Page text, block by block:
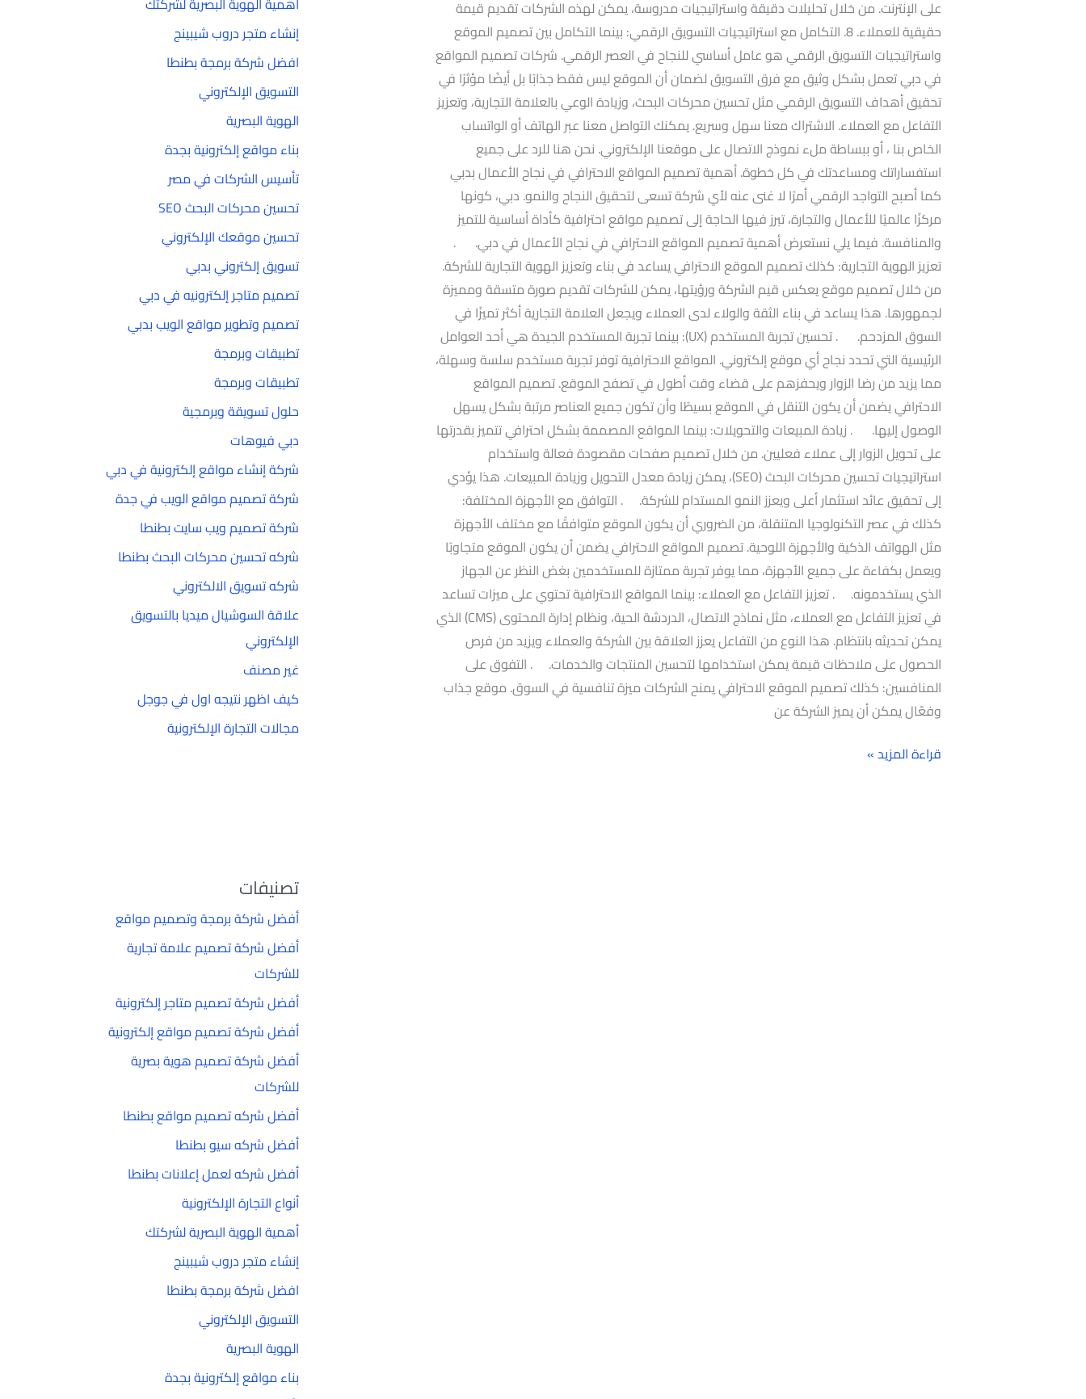
على الإنترنت. من خلال تحليلات دقيقة واستراتيجيات مدروسة، يمكن لهذه الشركات تقديم قيمة
حقيقية للعملاء. 8. التكامل مع استراتيجيات التسويق الرقمي: بينما التكامل بين تصميم الموقع
واستراتيجيات التسويق الرقمي هو عامل أساسي للنجاح في العصر الرقمي. شركات تصميم المواقع
في دبي تعمل بشكل وثيق مع فرق التسويق لضمان أن الموقع ليس فقط جذابًا بل أيضًا مؤثرًا في
تحقيق أهداف التسويق الرقمي مثل تحسين محركات البحث، وزيادة الوعي بالعلامة التجارية، وتعزيز
التفاعل مع العملاء. الاشتراك معنا سهل وسريع. يمكنك التواصل معنا عبر الهاتف أو الواتساب
الخاص بنا ، أو ببساطة ملء نموذج الاتصال على موقعنا الإلكتروني. نحن هنا للرد على جميع
استفساراتك ومساعدتك في كل خطوة. أهمية تصميم المواقع الاحترافي في نجاح الأعمال بدبي
كما أصبح التواجد الرقمي أمرًا لا غنى عنه لأي شركة تسعى لتحقيق النجاح والنمو. دبي، كونها
مركزًا عالميًا للأعمال والتجارة، تبرز فيها الحاجة إلى تصميم مواقع احترافية كأداة أساسية للتميز
والمنافسة. فيما يلي نستعرض أهمية تصميم المواقع الاحترافي في نجاح الأعمال في دبي. .
تعزيز الهوية التجارية: كذلك تصميم الموقع الاحترافي يساعد في بناء وتعزيز الهوية التجارية للشركة.
من خلال تصميم موقع يعكس قيم الشركة ورؤيتها، يمكن للشركات تقديم صورة متسقة ومميزة
لجمهورها. هذا يساعد في بناء الثقة والولاء لدى العملاء ويجعل العلامة التجارية أكثر تميزًا في
السوق المزدحم. . تحسين تجربة المستخدم (UX): بينما تجربة المستخدم الجيدة هي أحد العوامل
الرئيسية التي تحدد نجاح أي موقع إلكتروني. المواقع الاحترافية توفر تجربة مستخدم سلسة وسهلة،
مما يزيد من رضا الزوار ويحفزهم على قضاء وقت أطول في تصفح الموقع. تصميم المواقع
الاحترافي يضمن أن يكون التنقل في الموقع بسيطًا وأن تكون جميع العناصر مرتبة بشكل يسهل
الوصول إليها. . زيادة المبيعات والتحويلات: بينما المواقع المصممة بشكل احترافي تتميز بقدرتها
على تحويل الزوار إلى عملاء فعليين. من خلال تصميم صفحات مقصودة فعالة واستخدام
استراتيجيات تحسين محركات البحث (SEO)، يمكن زيادة معدل التحويل وزيادة المبيعات. هذا يؤدي
إلى تحقيق عائد استثمار أعلى ويعزز النمو المستدام للشركة. . التوافق مع الأجهزة المختلفة:
كذلك في عصر التكنولوجيا المتنقلة، من الضروري أن يكون الموقع متوافقًا مع مختلف الأجهزة
مثل الهواتف الذكية والأجهزة اللوحية. تصميم المواقع الاحترافي يضمن أن يكون الموقع متجاوبًا
ويعمل بكفاءة على جميع الأجهزة، مما يوفر تجربة ممتازة للمستخدمين بغض النظر عن الجهاز
الذي يستخدمونه. . تعزيز التفاعل مع العملاء: بينما المواقع الاحترافية تحتوي على ميزات تساعد
في تعزيز التفاعل مع العملاء، مثل نماذج الاتصال، الدردشة الحية، ونظام إدارة المحتوى (CMS) الذي
يمكن تحديثه بانتظام. هذا النوع من التفاعل يعزز العلاقة بين الشركة والعملاء ويزيد من فرص
الحصول على ملاحظات قيمة يمكن استخدامها لتحسين المنتجات والخدمات. . التفوق على
المنافسين: كذلك تصميم الموقع الاحترافي يمنح الشركات ميزة تنافسية في السوق. موقع جذاب
وفعّال يمكن أن يميز الشركة عن
قراءة المزيد »
إنشاء متجر دروب شيبينج
افضل شركة برمجة بطنطا
التسويق الإلكتروني
الهوية البصرية
بناء مواقع إلكترونية بجدة
تأسيس الشركات في مصر
تحسين محركات البحث SEO
تحسين موقعك الإلكتروني
تسويق إلكتروني بدبي
تصميم متاجر إلكترونيه في دبي
تصميم وتطوير مواقع الويب بدبي
تطبيقات وبرمجة
تطبيقات وبرمجة
حلول تسويقة وبرمجية
دبي فيوهات
شركة إنشاء مواقع إلكترونية في دبي
شركة تصميم مواقع الويب في جدة
شركة تصميم ويب سايت بطنطا
شركه تحسين محركات البحث بطنطا
شركه تسويق الالكتروني
علاقة السوشيال ميديا بالتسويق
الإلكتروني
غير مصنف
كيف اظهر نتيجه اول في جوجل
مجالات التجارة الإلكترونية
تصنيفات
أفضل شركة برمجة وتصميم مواقع
أفضل شركة تصميم علامة تجارية
للشركات
أفضل شركة تصميم متاجر إلكترونية
أفضل شركة تصميم مواقع إلكترونية
أفضل شركة تصميم هوية بصرية
للشركات
أفضل شركه تصميم مواقع بطنطا
أفضل شركه سيو بطنطا
أفضل شركه لعمل إعلانات بطنطا
أنواع التجارة الإلكترونية
أهمية الهوية البصرية لشركتك
إنشاء متجر دروب شيبينج
افضل شركة برمجة بطنطا
التسويق الإلكتروني
الهوية البصرية
بناء مواقع إلكترونية بجدة